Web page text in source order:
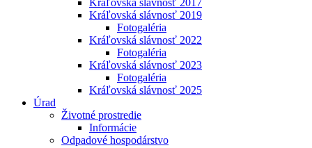
Kráľovská slávnosť 2017
Kráľovská slávnosť 2019
Fotogaléria
Kráľovská slávnosť 2022
Fotogaléria
Kráľovská slávnosť 2023
Fotogaléria
Kráľovská slávnosť 2025
Úrad
Životné prostredie
Informácie
Odpadové hospodárstvo